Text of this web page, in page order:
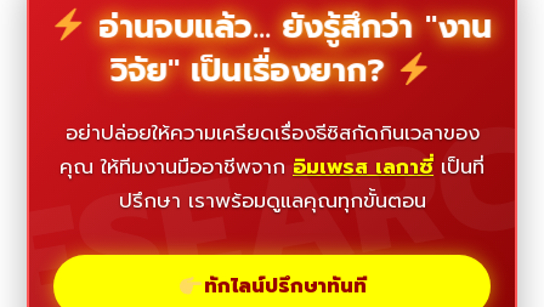
อ่านจบแล้ว... ยังรู้สึกว่า "งาน
วิจัย" เป็นเรื่องยาก?
อย่าปล่อยให้ความเครียดเรื่องธีซิสกัดกินเวลาของ
คุณ ให้ทีมงานมืออาชีพจาก อิมเพรส เลกาซี่ เป็นที่
ปรึกษา เราพร้อมดูแลคุณทุกขั้นตอน
ทักไลน์ปรึกษาทันที